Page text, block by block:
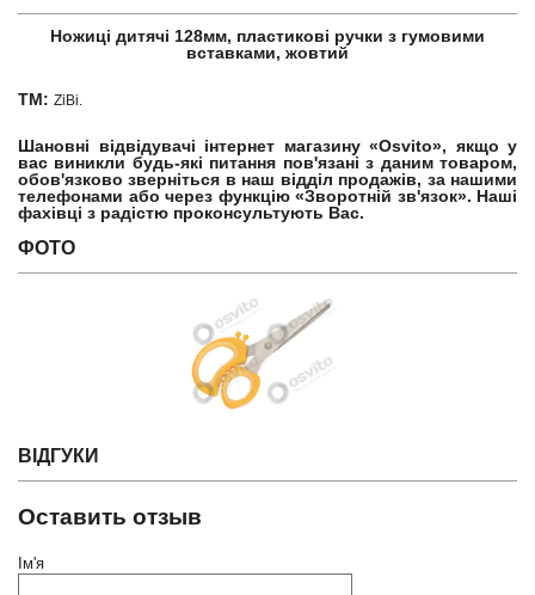
Ножиці дитячі 128мм, пластикові ручки з гумовими
вставками, жовтий
ТМ: ZiBi.
Шановні відвідувачі інтернет магазину «Osvito», якщо у
вас виникли будь-які питання пов'язані з даним товаром,
обов'язково зверніться в наш відділ продажів, за нашими
телефонами або через функцію «Зворотній зв'язок». Наші
фахівці з радістю проконсультують Вас.
ФОТО
ВІДГУКИ
Оставить отзыв
Ім'я